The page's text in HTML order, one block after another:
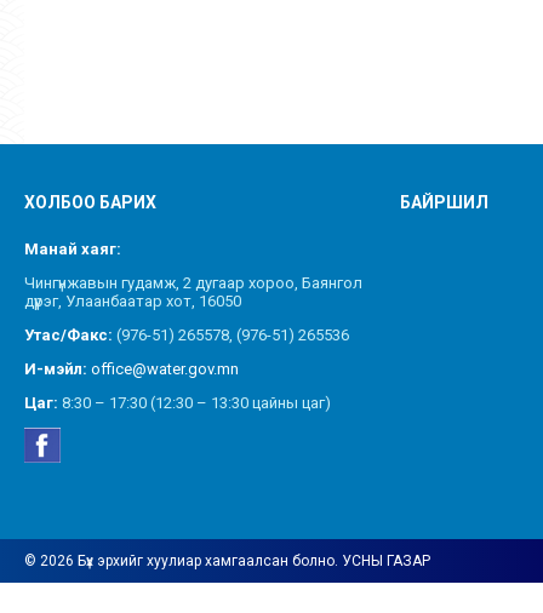
ХОЛБОО БАРИХ
Манай хаяг:
Чингүнжавын гудамж, 2 дугаар хороо, Баянгол
дүүрэг, Улаанбаатар хот, 16050
Утас/Факс: (976-51) 265578, (976-51) 265536
И-мэйл: office@water.gov.mn
Цаг: 8:30 – 17:30 (12:30 – 13:30 цайны цаг)
БАЙРШИЛ
© 2026 Бүх эрхийг хуулиар хамгаалсан болно. УСНЫ ГАЗАР